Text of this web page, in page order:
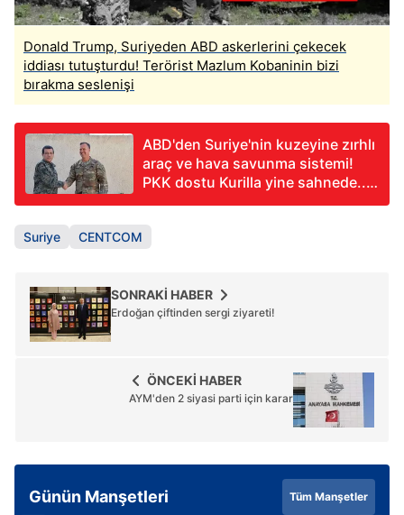
Donald Trump, Suriyeden ABD askerlerini çekecek
iddiası tutuşturdu! Terörist Mazlum Kobaninin bizi
bırakma seslenişi
ABD'den Suriye'nin kuzeyine zırhlı
araç ve hava savunma sistemi!
PKK dostu Kurilla yine sahnede...
Panama'dan Irak'a kanlı işgal
geçmişi
Suriye CENTCOM
SONRAKİ HABER
Erdoğan çiftinden sergi ziyareti!
ÖNCEKİ HABER
AYM'den 2 siyasi parti için karar
Günün Manşetleri Tüm Manşetler